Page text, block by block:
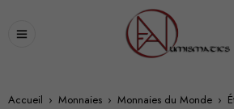
Accueil › Monnaies › Monnaies du Monde ›